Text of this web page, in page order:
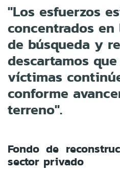
"Los esfuerzos
concentrados
de búsqueda y
descartamos
víctimas
conforme
terreno".
Fondo de
sector privado